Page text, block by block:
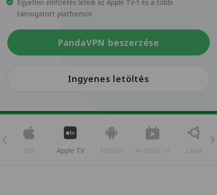
Egyetlen előfizetés lefedi az Apple TV-t és a többi
támogatott platformot
PandaVPN beszerzése
Ingyenes letöltés
iOS Apple TV Android Android TV Linux